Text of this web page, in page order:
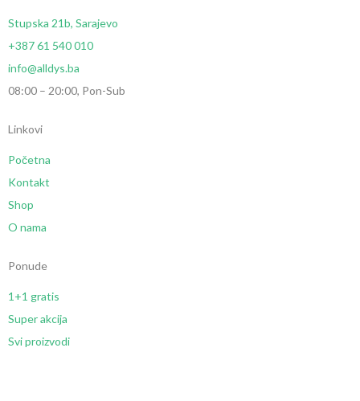
Stupska 21b, Sarajevo
+387 61 540 010
info@alldys.ba
08:00 – 20:00, Pon-Sub
Linkovi
Početna
Kontakt
Shop
O nama
Ponude
1+1 gratis
Super akcija
Svi proizvodi